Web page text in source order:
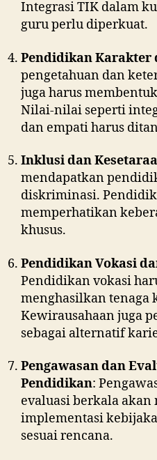
Integrasi TIK dalam
guru perlu diperkuat.
Pendidikan Karakter
pengetahuan dan
juga harus
Nilai-nilai seperti
dan empati harus
Inklusi dan
mendapatkan
diskriminasi.
memperhatikan
khusus.
Pendidikan Vokasi
Pendidikan vokasi
menghasilkan tenaga
Kewirausahaan juga
sebagai alternatif
Pengawasan dan
Pendidikan:
evaluasi berkala akan
implementasi
sesuai rencana.